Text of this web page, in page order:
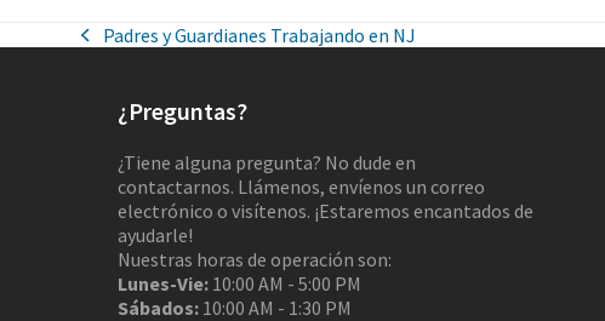
Padres y Guardianes Trabajando en NJ
¿Preguntas?
¿Tiene alguna pregunta? No dude en
contactarnos. Llámenos, envíenos un correo
electrónico o visítenos. ¡Estaremos encantados de
ayudarle!
Nuestras horas de operación son:
Lunes-Vie: 10:00 AM - 5:00 PM
Sábados: 10:00 AM - 1:30 PM